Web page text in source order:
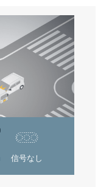
信号なし